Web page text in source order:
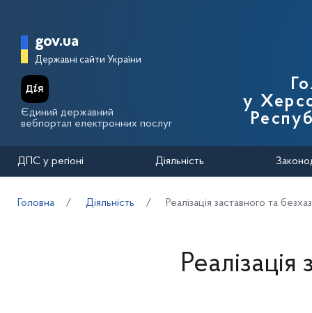
Головна сторінка Державної
gov.ua
Державні сайти України
Єдиний державний
вебпортал електронних послуг
у
ДПС у регіоні Діяльність
Головна Діяльність Реалізація заставного та